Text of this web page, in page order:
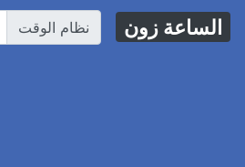
الساعة زون نظام الوقت